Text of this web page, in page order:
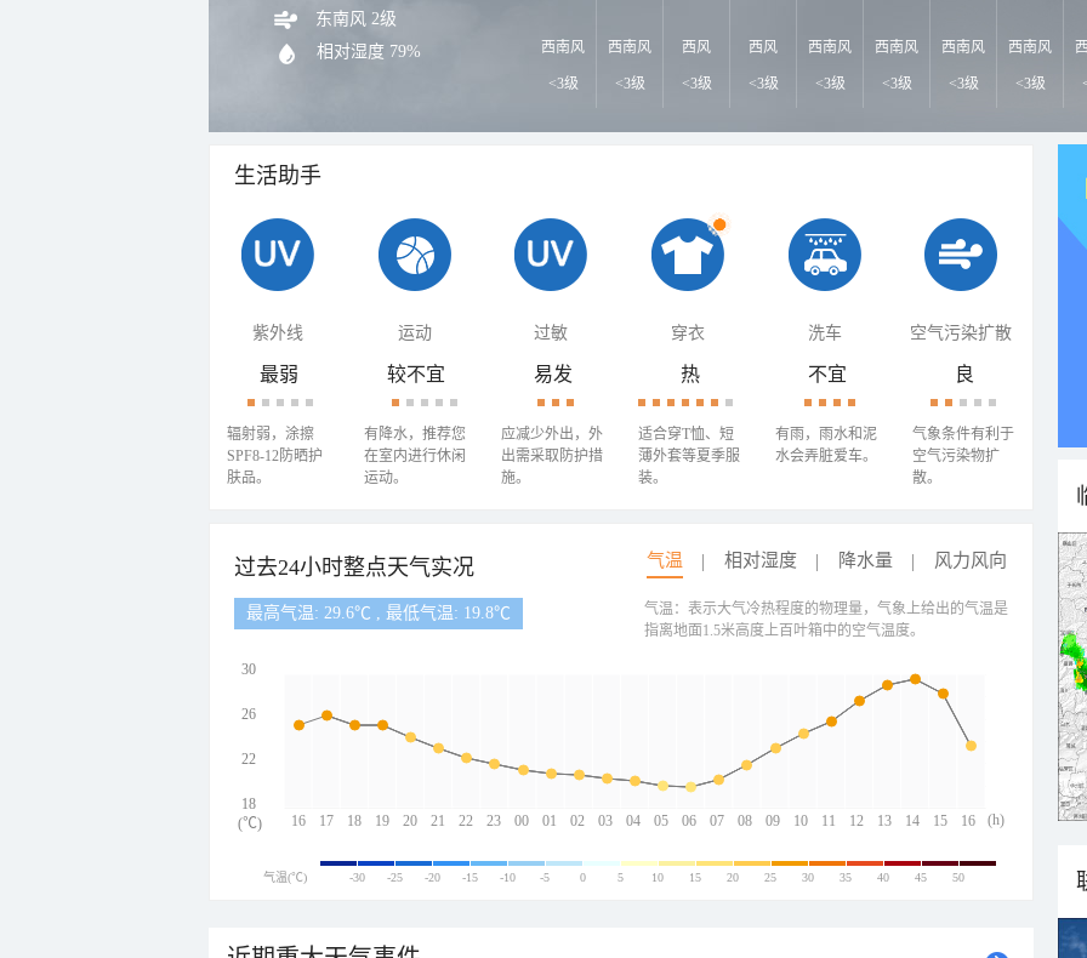
东南风 2级
相对湿度 79% 西南风
<3级
西南风
<3级
西风
<3级
西风
<3级
西南风
<3级
西南风
<3级
西南风
<3级
西南风
<3级
生活助手
紫外线 运动 过敏 穿衣 洗车 空气污染扩散
最弱
辐射弱，涂擦
SPF8-12防晒护
肤品。
较不宜
有降水，推荐您
在室内进行休闲
运动。
易发
应减少外出，外
出需采取防护措
施。
热
适合穿T恤、短
薄外套等夏季服
装。
不宜
有雨，雨水和泥
水会弄脏爱车。
良
气象条件有利于
空气污染物扩
散。
过去24小时整点天气实况 气温 相对湿度 降水量 风力风向
最高气温: 29.6℃ , 最低气温: 19.8℃
16 17 18 19 20 21 22 23 00 01 02 03 04 05 06 07 08 09 10 11 12 13 14 15 16
30
26
22
18
(h)
(℃)
气温：表示大气冷热程度的物理量，气象上给出的气温是
指离地面1.5米高度上百叶箱中的空气温度。
气温(℃) -30 -25 -20 -15 -10 -5 0 5 10 15 20 25 30 35 40 45 50